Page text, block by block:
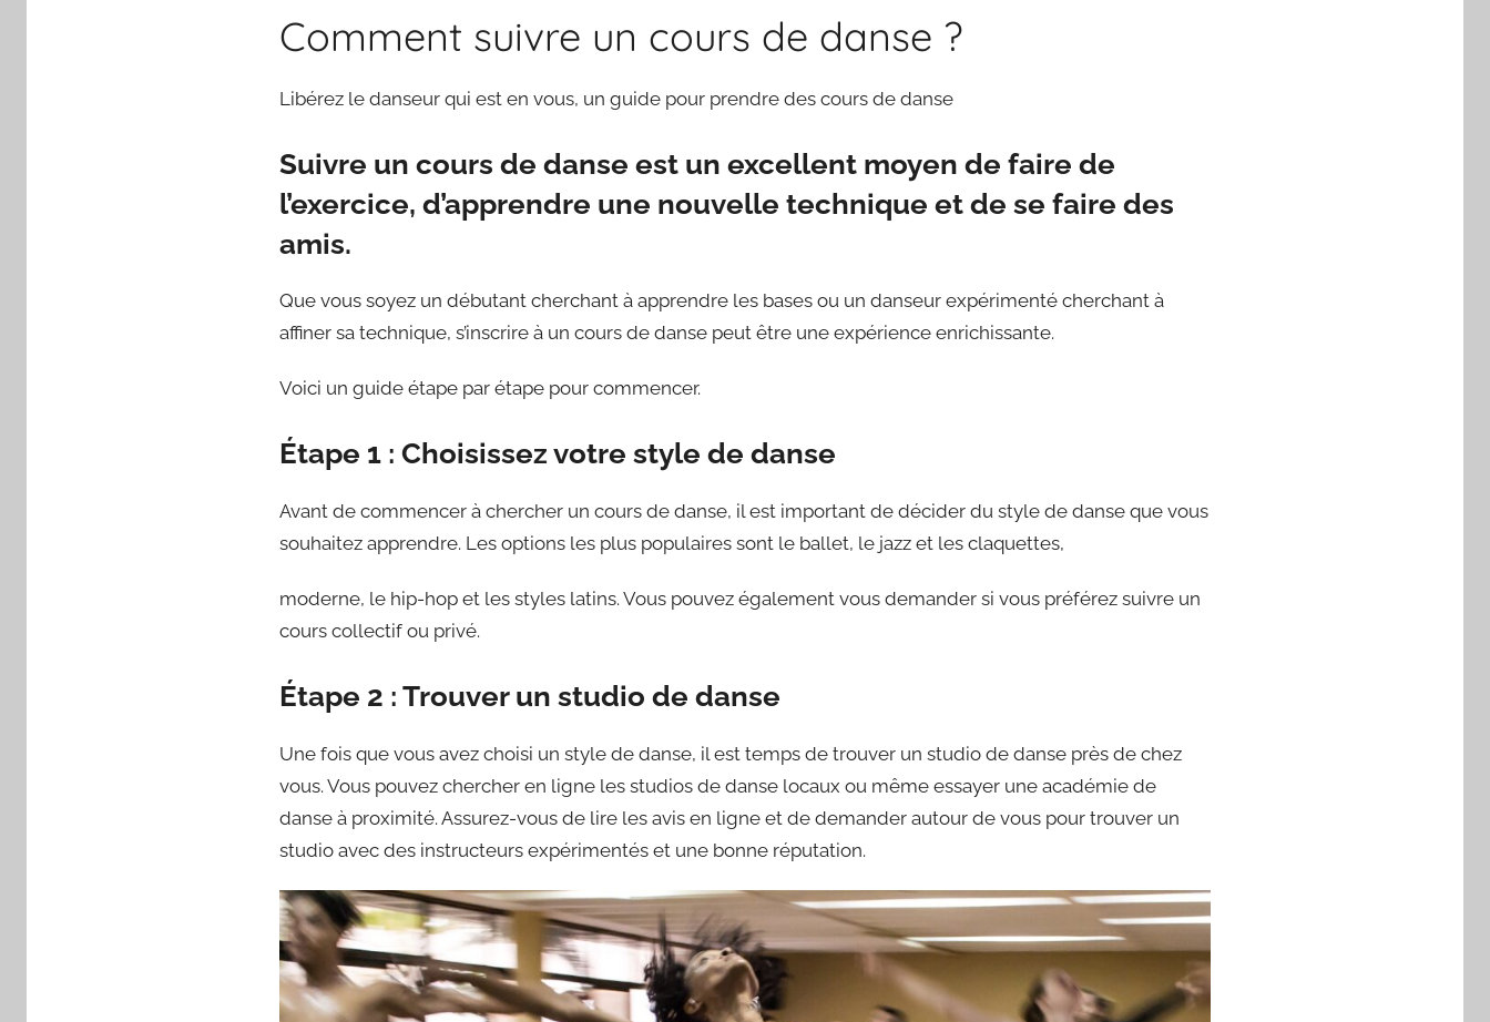
Comment suivre un cours de danse ?
Libérez le danseur qui est en vous, un guide pour prendre des cours de danse
Suivre un cours de danse est un excellent moyen de faire de
l’exercice, d’apprendre une nouvelle technique et de se faire des
amis.
Que vous soyez un débutant cherchant à apprendre les bases ou un danseur expérimenté cherchant à
affiner sa technique, s’inscrire à un cours de danse peut être une expérience enrichissante.
Voici un guide étape par étape pour commencer.
Étape 1 : Choisissez votre style de danse
Avant de commencer à chercher un cours de danse, il est important de décider du style de danse que vous
souhaitez apprendre. Les options les plus populaires sont le ballet, le jazz et les claquettes,
moderne, le hip-hop et les styles latins. Vous pouvez également vous demander si vous préférez suivre un
cours collectif ou privé.
Étape 2 : Trouver un studio de danse
Une fois que vous avez choisi un style de danse, il est temps de trouver un studio de danse près de chez
vous. Vous pouvez chercher en ligne les studios de danse locaux ou même essayer une académie de
danse à proximité. Assurez-vous de lire les avis en ligne et de demander autour de vous pour trouver un
studio avec des instructeurs expérimentés et une bonne réputation.